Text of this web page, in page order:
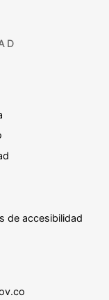
de accesibilidad